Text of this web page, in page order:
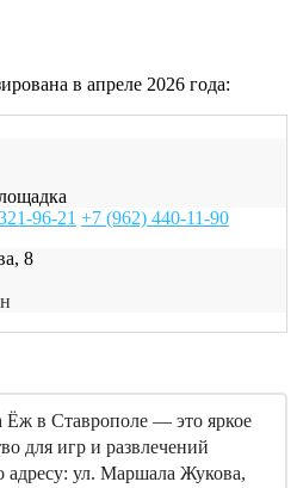
в апреле 2026 года:
96-21 +7 (962) 440-11-90
8
Ёж в Ставрополе — это яркое
для игр и развлечений
адресу: ул. Маршала Жукова,